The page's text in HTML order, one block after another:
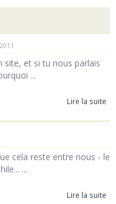
site, et si tu nous parlais
...
Lire la suite
cela reste entre nous - le
...
Lire la suite